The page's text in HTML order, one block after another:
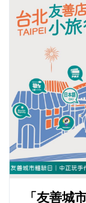
「友善城